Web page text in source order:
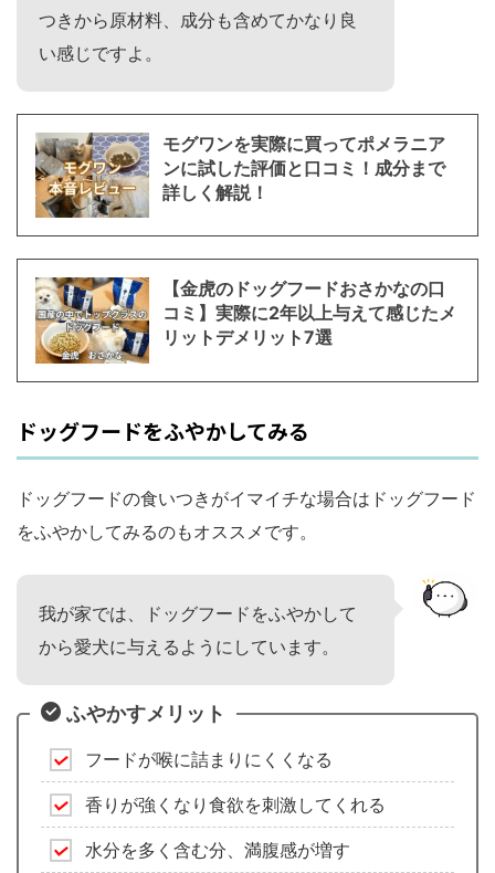
つきから原材料、成分も含めてかなり良
い感じですよ。
モグワンを実際に買ってポメラニア
ンに試した評価と口コミ！成分まで
詳しく解説！
【金虎のドッグフードおさかなの口
コミ】実際に2年以上与えて感じたメ
リットデメリット7選
ドッグフードをふやかしてみる
ドッグフードの食いつきがイマイチな場合はドッグフード
をふやかしてみるのもオススメです。
我が家では、ドッグフードをふやかして
から愛犬に与えるようにしています。
ふやかすメリット
フードが喉に詰まりにくくなる
香りが強くなり食欲を刺激してくれる
水分を多く含む分、満腹感が増す